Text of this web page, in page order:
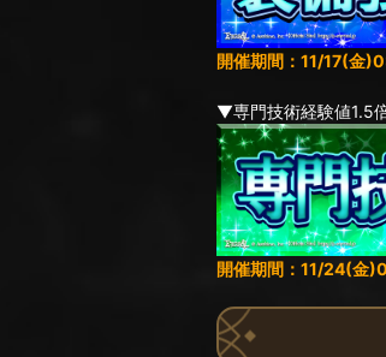
開催期間：11/17(金
▼専門技術経験値1.5
開催期間：11/24(金